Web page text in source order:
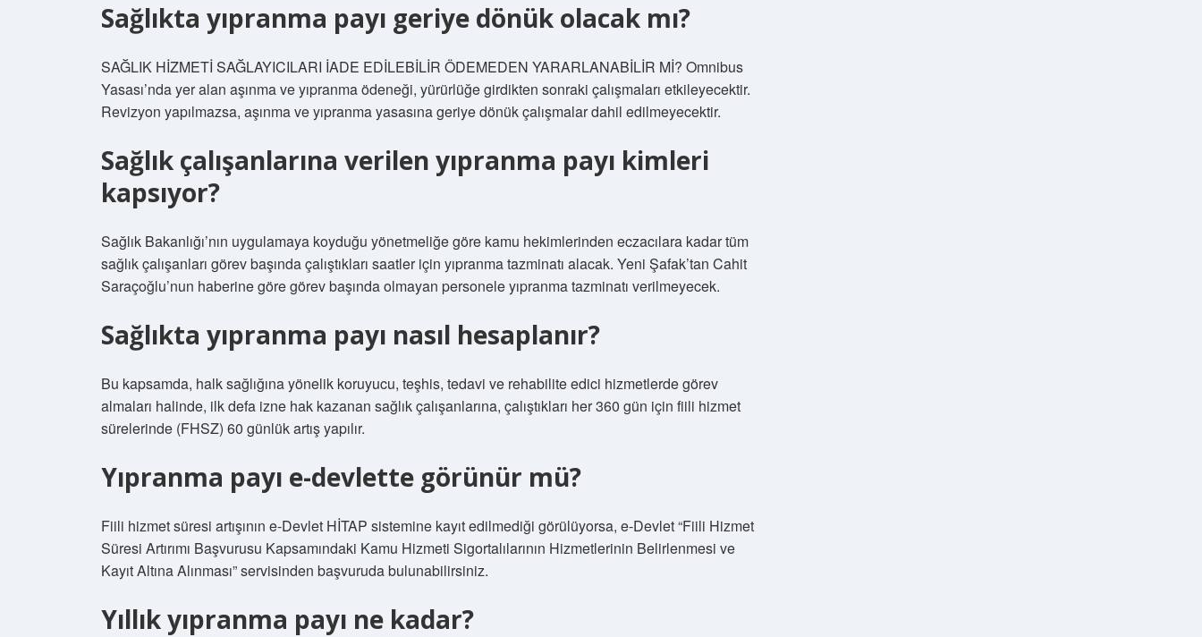
Sağlıkta yıpranma payı geriye dönük olacak mı?
SAĞLIK HİZMETİ SAĞLAYICILARI İADE EDİLEBİLİR ÖDEMEDEN YARARLANABİLİR Mİ? Omnibus
Yasası’nda yer alan aşınma ve yıpranma ödeneği, yürürlüğe girdikten sonraki çalışmaları etkileyecektir.
Revizyon yapılmazsa, aşınma ve yıpranma yasasına geriye dönük çalışmalar dahil edilmeyecektir.
Sağlık çalışanlarına verilen yıpranma payı kimleri
kapsıyor?
Sağlık Bakanlığı’nın uygulamaya koyduğu yönetmeliğe göre kamu hekimlerinden eczacılara kadar tüm
sağlık çalışanları görev başında çalıştıkları saatler için yıpranma tazminatı alacak. Yeni Şafak’tan Cahit
Saraçoğlu’nun haberine göre görev başında olmayan personele yıpranma tazminatı verilmeyecek.
Sağlıkta yıpranma payı nasıl hesaplanır?
Bu kapsamda, halk sağlığına yönelik koruyucu, teşhis, tedavi ve rehabilite edici hizmetlerde görev
almaları halinde, ilk defa izne hak kazanan sağlık çalışanlarına, çalıştıkları her 360 gün için fiili hizmet
sürelerinde (FHSZ) 60 günlük artış yapılır.
Yıpranma payı e-devlette görünür mü?
Fiili hizmet süresi artışının e-Devlet HİTAP sistemine kayıt edilmediği görülüyorsa, e-Devlet “Fiili Hizmet
Süresi Artırımı Başvurusu Kapsamındaki Kamu Hizmeti Sigortalılarının Hizmetlerinin Belirlenmesi ve
Kayıt Altına Alınması” servisinden başvuruda bulunabilirsiniz.
Yıllık yıpranma payı ne kadar?